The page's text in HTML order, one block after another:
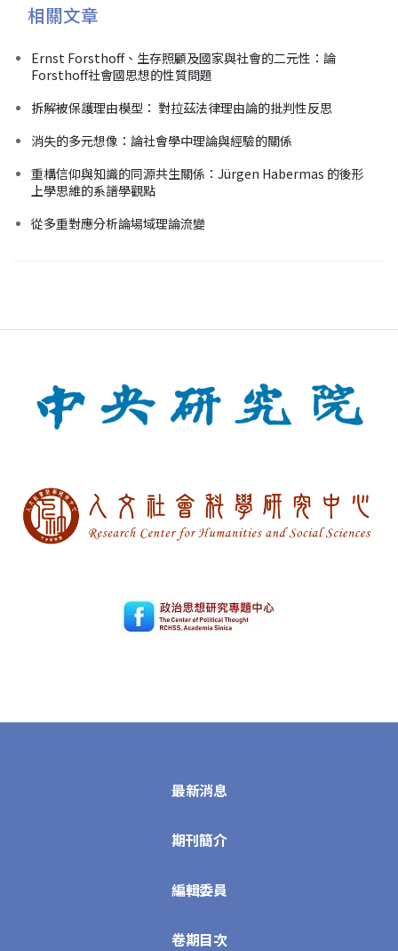
相關文章
Ernst Forsthoff、生存照顧及國家與社會的二元性：論
Forsthoff社會國思想的性質問題
拆解被保護理由模型： 對拉茲法律理由論的批判性反思
消失的多元想像：論社會學中理論與經驗的關係
重構信仰與知識的同源共生關係：Jürgen Habermas 的後形
上學思維的系譜學觀點
從多重對應分析論場域理論流變
最新消息
期刊簡介
編輯委員
卷期目次